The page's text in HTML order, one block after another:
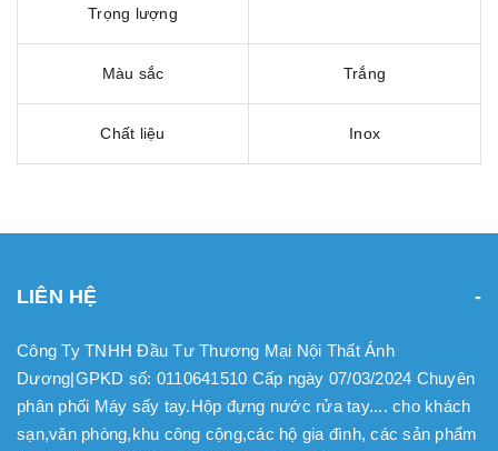
Trọng lượng
Màu sắc Trắng
Chất liệu Inox
LIÊN HỆ
Công Ty TNHH Đầu Tư Thương Mại Nội Thất Ánh
Dương|GPKD số: 0110641510 Cấp ngày 07/03/2024 Chuyên
phân phối Máy sấy tay.Hộp đựng nước rửa tay.... cho khách
sạn,văn phòng,khu công cộng,các hộ gia đình, các sản phẩm